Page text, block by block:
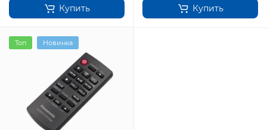
Купить Купить
Топ Новинка